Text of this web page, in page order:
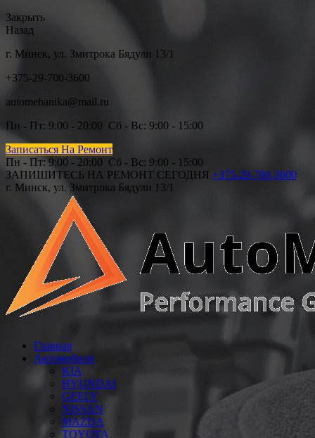
Закрыть
Назад
г. Минск, ул. Змитрока Бядули 13/1
+375-29-700-3600
automehanika@mail.ru
Пн - Пт: 9:00 - 20:00 Сб - Вс: 9:00 - 15:00
Записаться На Ремонт
Пн - Пт: 9:00 - 20:00 Сб - Вс: 9:00 - 15:00
ЗАПИШИТЕСЬ НА РЕМОНТ СЕГОДНЯ +375-29-700-3600
г. Минск, ул. Змитрока Бядули 13/1
Главная
Автомобили
KIA
HYUNDAI
GEELY
NISSAN
MAZDA
TOYOTA